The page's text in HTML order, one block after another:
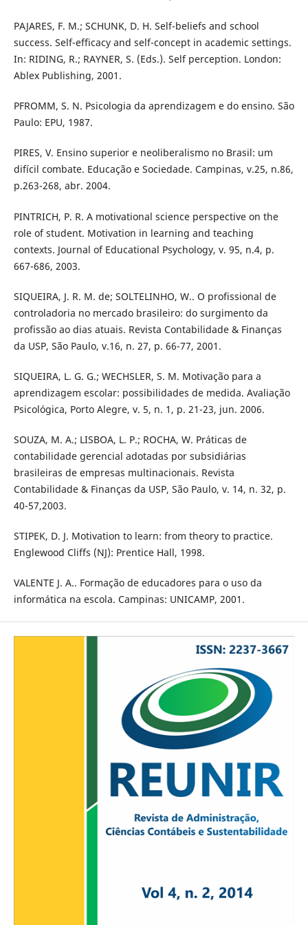
PAJARES, F. M.; SCHUNK, D. H. Self-beliefs and school
success. Self-efficacy and self-concept in academic settings.
In: RIDING, R.; RAYNER, S. (Eds.). Self perception. London:
Ablex Publishing, 2001.
PFROMM, S. N. Psicologia da aprendizagem e do ensino. São
Paulo: EPU, 1987.
PIRES, V. Ensino superior e neoliberalismo no Brasil: um
difícil combate. Educação e Sociedade. Campinas, v.25, n.86,
p.263-268, abr. 2004.
PINTRICH, P. R. A motivational science perspective on the
role of student. Motivation in learning and teaching
contexts. Journal of Educational Psychology, v. 95, n.4, p.
667-686, 2003.
SIQUEIRA, J. R. M. de; SOLTELINHO, W.. O profissional de
controladoria no mercado brasileiro: do surgimento da
profissão ao dias atuais. Revista Contabilidade & Finanças
da USP, São Paulo, v.16, n. 27, p. 66-77, 2001.
SIQUEIRA, L. G. G.; WECHSLER, S. M. Motivação para a
aprendizagem escolar: possibilidades de medida. Avaliação
Psicológica, Porto Alegre, v. 5, n. 1, p. 21-23, jun. 2006.
SOUZA, M. A.; LISBOA, L. P.; ROCHA, W. Práticas de
contabilidade gerencial adotadas por subsidiárias
brasileiras de empresas multinacionais. Revista
Contabilidade & Finanças da USP, São Paulo, v. 14, n. 32, p.
40-57,2003.
STIPEK, D. J. Motivation to learn: from theory to practice.
Englewood Cliffs (NJ): Prentice Hall, 1998.
VALENTE J. A.. Formação de educadores para o uso da
informática na escola. Campinas: UNICAMP, 2001.